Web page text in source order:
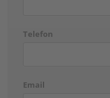
Telefon
Email